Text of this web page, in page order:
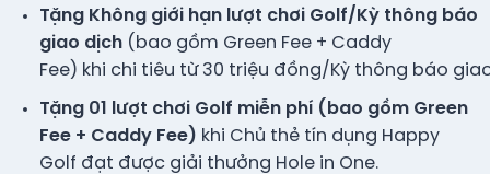
Tặng Không giới hạn lượt chơi Golf/Kỳ thông báo
giao dịch (bao gồm Green Fee + Caddy
Fee) khi chi tiêu từ 30 triệu đồng/Kỳ thông báo
Tặng 01 lượt chơi Golf miễn phí (bao gồm Green
Fee + Caddy Fee) khi Chủ thẻ tín dụng Happy
Golf đạt được giải thưởng Hole in One.